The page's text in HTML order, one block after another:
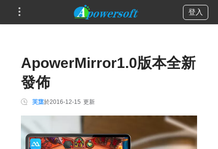
登入
ApowerMirror1.0版本全新
發佈
芙蕖於2016-12-15 更新